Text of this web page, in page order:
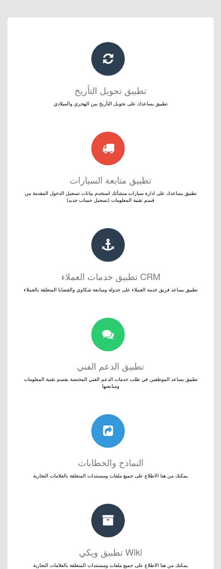
تطبيق تحويل التأريخ
تطبيق يساعدك على تحويل التأريخ بين الهجري والميلادي
تطبيق متابعة السيارات
تطبيق يساعدك على ادارة سيارات منشأتك استخدم بيانات تسجيل الدخول المقدمة من
قسم تقنية المعلومات (تسجيل حساب جديد)
CRM تطبيق خدمات العملاء
تطبيق يساعد فريق خدمة العملاء على جدولة ومتابعة شكاوي والقضايا المتعلقة بالعملاء
تطبيق الدعم الفني
تطبيق يساعد الموظفين في طلب خدمات الدعم الفني المختصة بقسم تقنية المعلومات
ومتابعتها
النماذج والخطابات
يمكنك من هنا الاطلاع على جميع ملفات ومستندات المتعلقة بالعلامات التجارية
Wiki تطبيق ويكي
يمكنك من هنا الاطلاع على جميع ملفات ومستندات المتعلقة بالعلامات التجارية